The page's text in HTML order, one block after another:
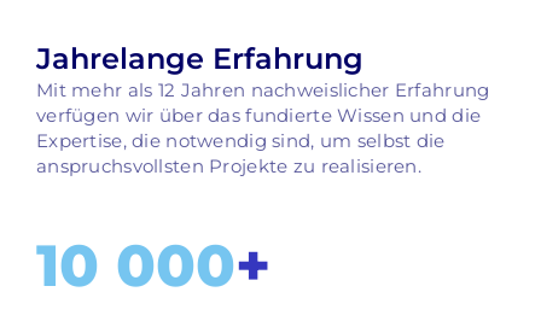
Jahrelange Erfahrung
Mit mehr als 12 Jahren nachweislicher Erfahrung
verfügen wir über das fundierte Wissen und die
Expertise, die notwendig sind, um selbst die
anspruchsvollsten Projekte zu realisieren.
10 000+